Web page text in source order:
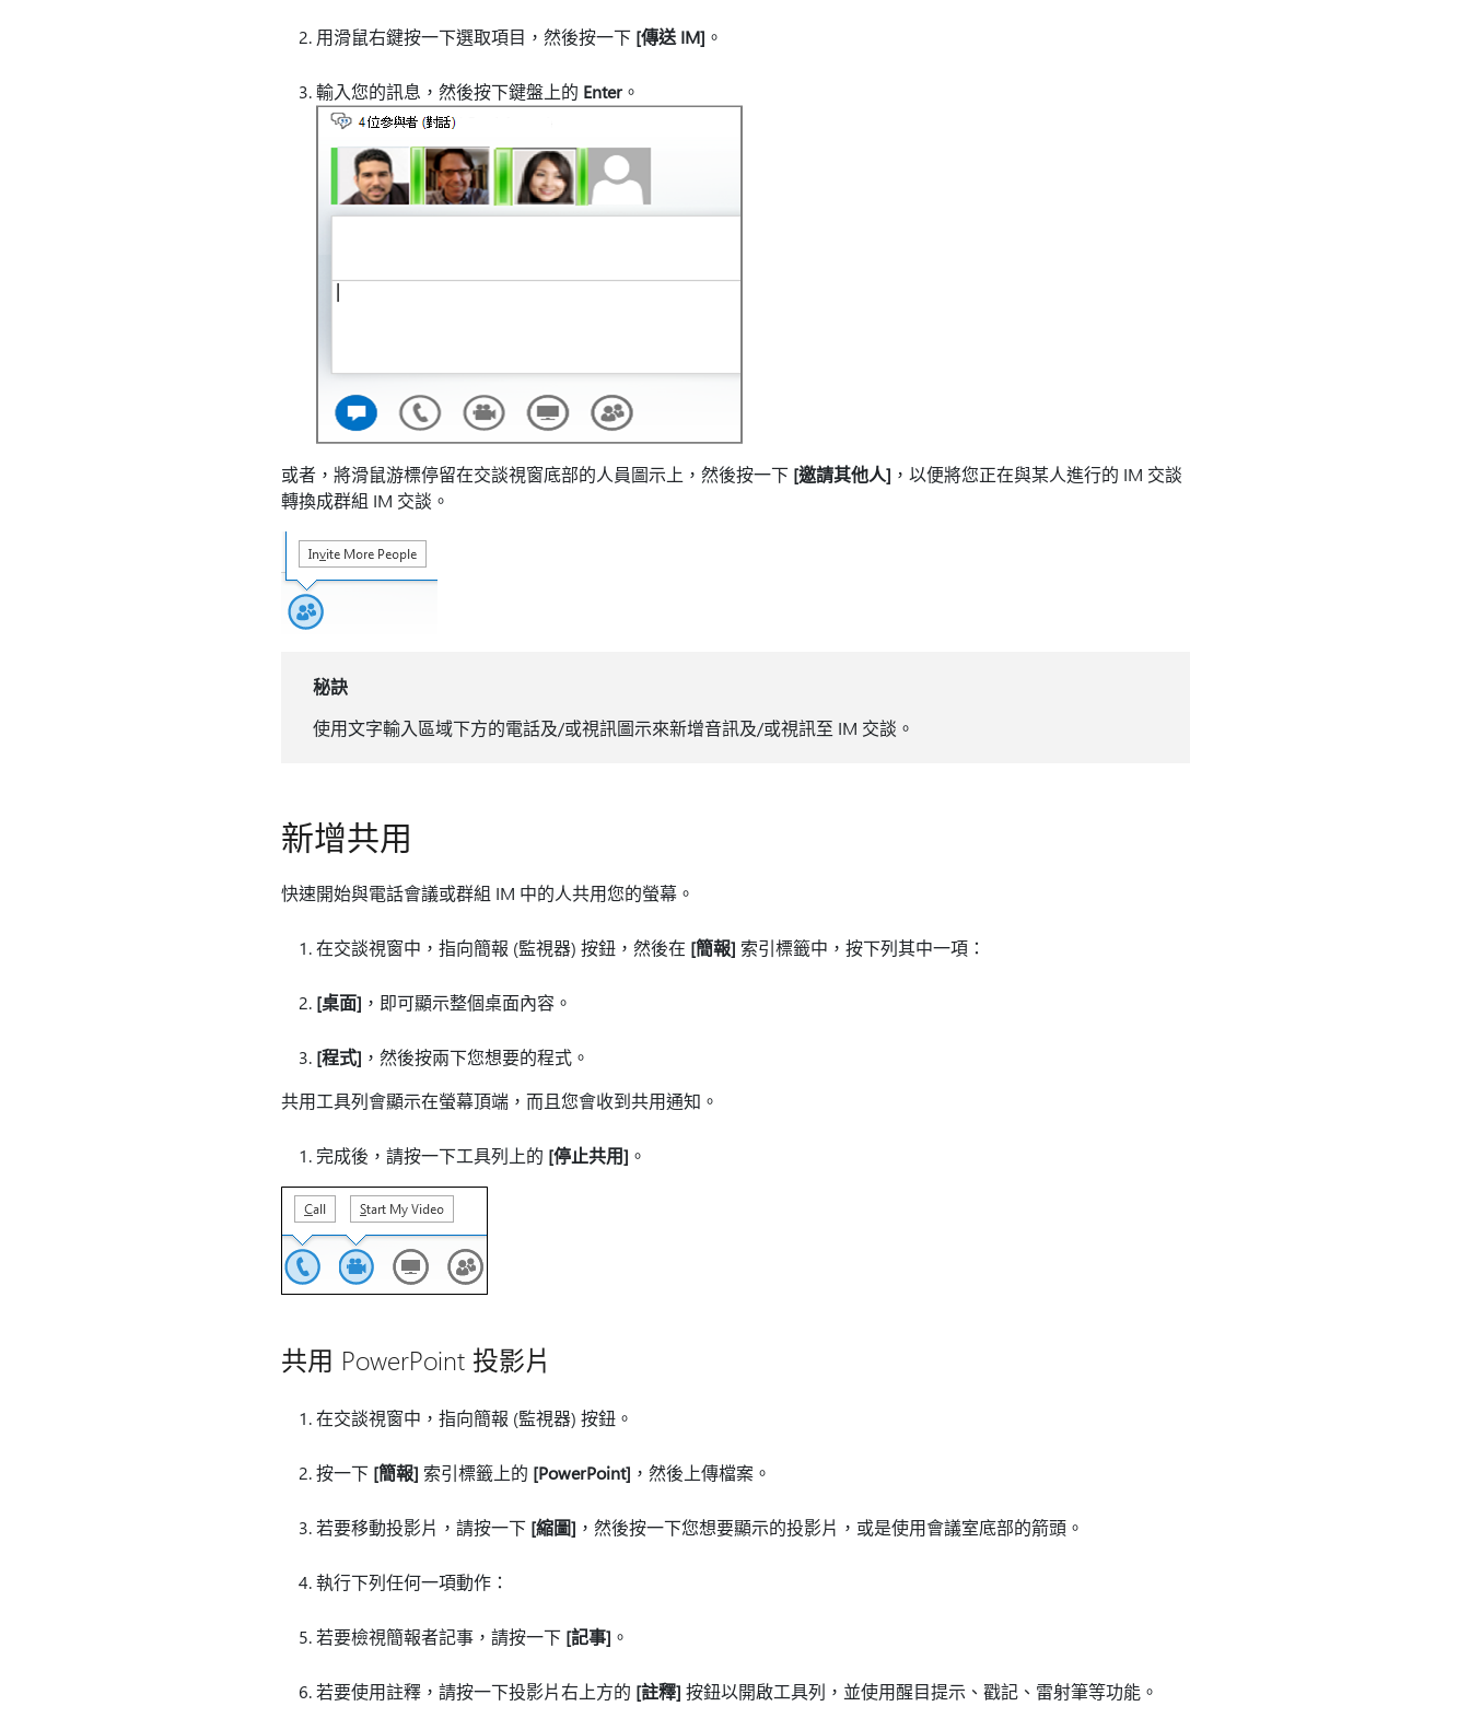
用滑鼠右鍵按一下選取項目，然後按一下 [傳送 IM] 。
輸入您的訊息，然後按下鍵盤上的 Enter。
或者，將滑鼠游標停留在交談視窗底部的人員圖示上，然後按一下 [邀請其他人] ，以便將您正在與某人進行的 IM 交談
轉換成群組 IM 交談。
秘訣
使用文字輸入區域下方的電話及/或視訊圖示來新增音訊及/或視訊至 IM 交談。
新增共用
快速開始與電話會議或群組 IM 中的人共用您的螢幕。
在交談視窗中，指向簡報 (監視器) 按鈕，然後在 [簡報] 索引標籤中，按下列其中一項：
[桌面] ，即可顯示整個桌面內容。
[程式] ，然後按兩下您想要的程式。
共用工具列會顯示在螢幕頂端，而且您會收到共用通知。
完成後，請按一下工具列上的 [停止共用] 。
共用 PowerPoint 投影片
在交談視窗中，指向簡報 (監視器) 按鈕。
按一下 [簡報] 索引標籤上的 [PowerPoint] ，然後上傳檔案。
若要移動投影片，請按一下 [縮圖] ，然後按一下您想要顯示的投影片，或是使用會議室底部的箭頭。
執行下列任何一項動作：
若要檢視簡報者記事，請按一下 [記事] 。
若要使用註釋，請按一下投影片右上方的 [註釋] 按鈕以開啟工具列，並使用醒目提示、戳記、雷射筆等功能。